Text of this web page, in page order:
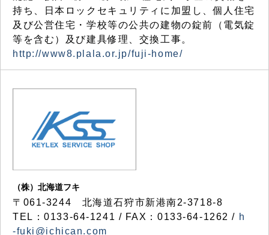
持ち、日本ロックセキュリティに加盟し、個人住宅
及び公営住宅・学校等の公共の建物の錠前（電気錠
等を含む）及び建具修理、交換工事。
http://www8.plala.or.jp/fuji-home/
（株）北海道フキ
〒061-3244 北海道石狩市新港南2-3718-8
TEL：0133-64-1241 / FAX：0133-64-1262 / h
-fuki@ichican.com